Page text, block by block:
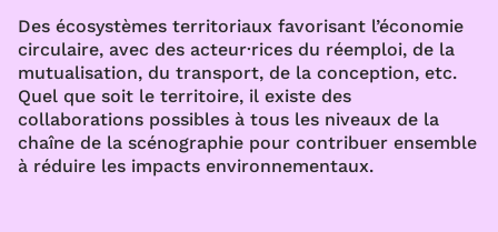
Des écosystèmes territoriaux favorisant l’économie
circulaire, avec des acteur·rices du réemploi, de la
mutualisation, du transport, de la conception, etc.
Quel que soit le territoire, il existe des
collaborations possibles à tous les niveaux de la
chaîne de la scénographie pour contribuer ensemble
à réduire les impacts environnementaux.